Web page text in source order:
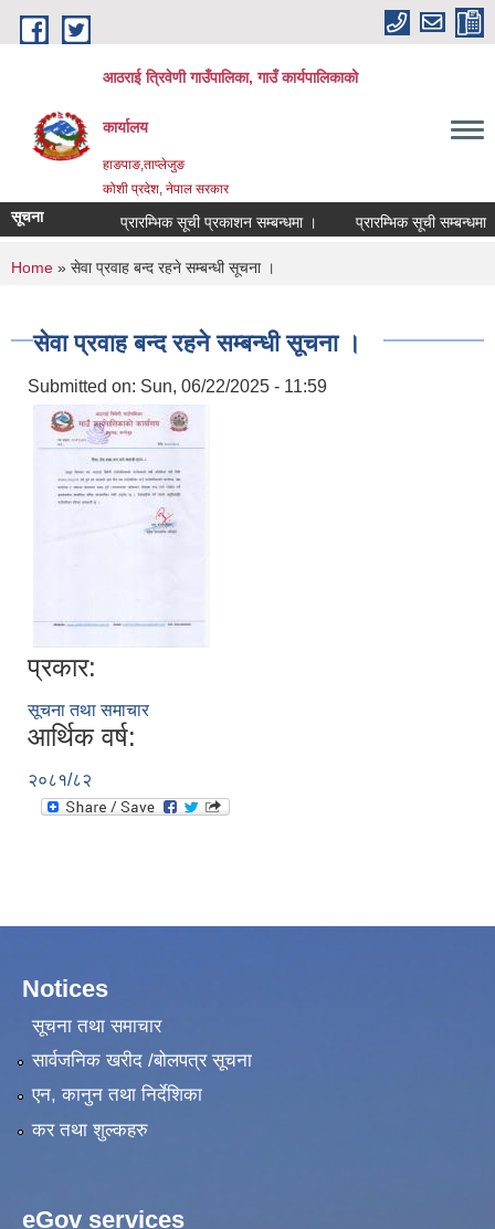
Skip to main content
आठराई त्रिवेणी गाउँपालिका, गाउँ कार्यपालिकाको
कार्यालय
हाङपाङ,ताप्लेजुङ
कोशी प्रदेश, नेपाल सरकार
सूचना प्रारम्भिक सूची प्रकाशन सम्बन्धमा । प्रारम्भिक सूची सम्बन्धमा ।
You are here
Home » सेवा प्रवाह बन्द रहने सम्बन्धी सूचना ।
सेवा प्रवाह बन्द रहने सम्बन्धी सूचना ।
Submitted on: Sun, 06/22/2025 - 11:59
प्रकार:
सूचना तथा समाचार
आर्थिक वर्ष:
२०८१/८२
Notices
सूचना तथा समाचार
सार्वजनिक खरीद /बोलपत्र सूचना
एन, कानुन तथा निर्देशिका
कर तथा शुल्कहरु
eGov services